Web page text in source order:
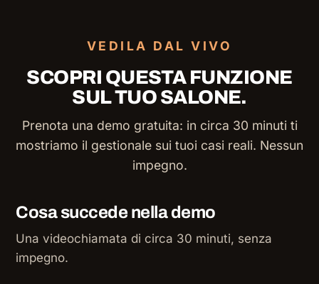
VEDILA DAL VIVO
SCOPRI QUESTA FUNZIONE
SUL TUO SALONE.
Prenota una demo gratuita: in circa 30 minuti ti
mostriamo il gestionale sui tuoi casi reali. Nessun
impegno.
Cosa succede nella demo
Una videochiamata di circa 30 minuti, senza
impegno.